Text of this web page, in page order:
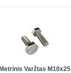
Metrinis Varžtas M10x25